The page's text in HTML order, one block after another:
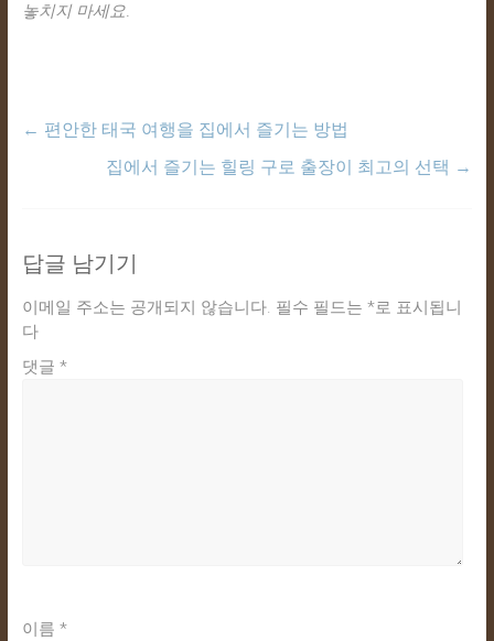
놓치지 마세요.
← 편안한 태국 여행을 집에서 즐기는 방법
집에서 즐기는 힐링 구로 출장이 최고의 선택 →
답글 남기기
이메일 주소는 공개되지 않습니다. 필수 필드는 *로 표시됩니
다
댓글 *
이름 *